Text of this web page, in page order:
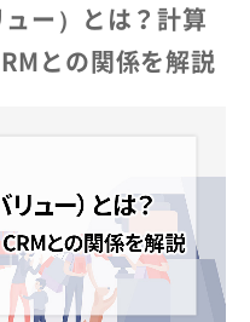
ー）とは？計算
との関係を解説